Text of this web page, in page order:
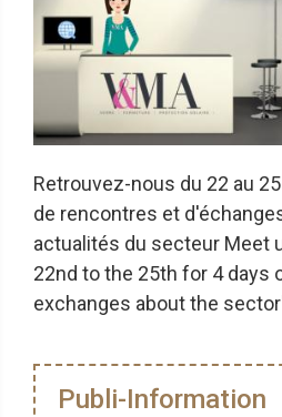
Retrouvez-nous du 22 au
de rencontres et
actualités du secteur Meet
22nd to the 25th for 4 days
exchanges about the
Publi-Information